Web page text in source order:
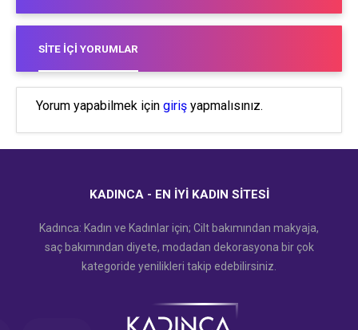
SITE İÇI YORUMLAR
Yorum yapabilmek için giriş yapmalısınız.
KADINCA - EN İYI KADIN SITESI
Kadınca: Kadın ve Kadınlar için; Cilt bakımından makyaja,
saç bakımından diyete, modadan dekorasyona bir çok
kategoride yenilikleri takip edebilirsiniz.